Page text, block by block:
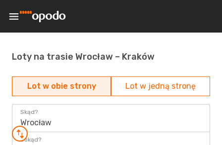
Loty na trasie Wrocław – Kraków
Lot w obie strony Lot w jedną stronę
Skąd?
Wrocław
Dokąd?